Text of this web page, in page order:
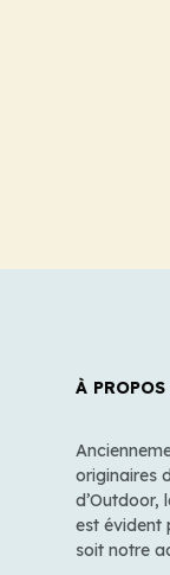
À PROPOS
originaires
d’Outdoor,
est évident
soit notre